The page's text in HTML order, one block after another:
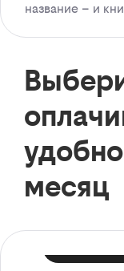
название – и
месяц